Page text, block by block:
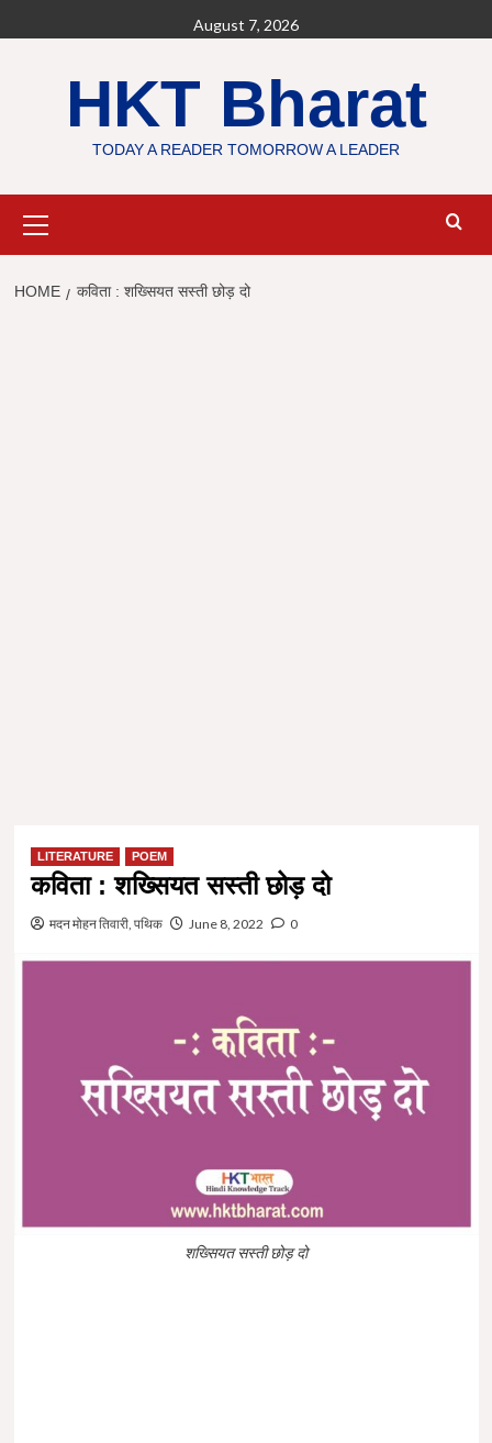
to
August 7, 2026
HKT Bharat
TODAY A READER TOMORROW A LEADER
Menu
HOME कविता : शख्सियत सस्ती छोड़ दो
LITERATURE POEM
कविता : शख्सियत सस्ती छोड़ दो
मदन मोहन तिवारी, पथिक June 8, 2022 0
शख्सियत सस्ती छोड़ दो